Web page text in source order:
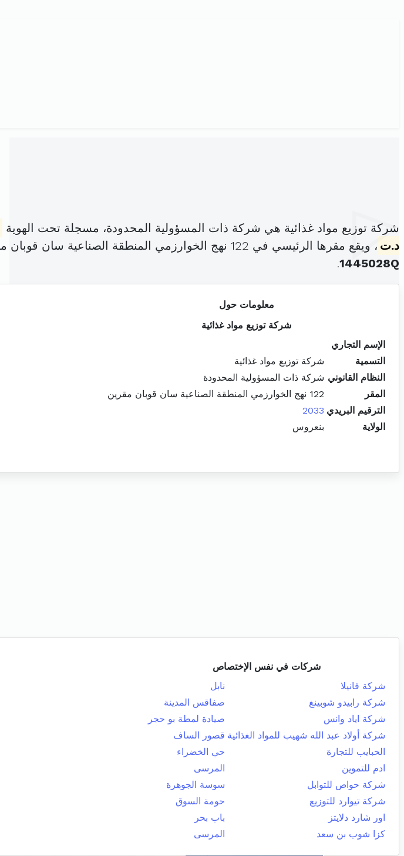
شركة توزيع مواد غذائية هي شركة ذات المسؤولية المحدودة، مسجلة تحت الهوية
د.ت ، ويقع مقرها الرئيسي في 122 نهج الخوارزمي المنطقة الصناعية سان قوبان مقرين (
1445028Q
.
معلومات حول
شركة توزيع مواد غذائية
الإسم التجاري
التسمية
شركة توزيع مواد غذائية
النظام القانوني شركة ذات المسؤولية المحدودة
المقر
122 نهج الخوارزمي المنطقة الصناعية سان قوبان مقرين
الترقيم البريدي 2033
الولاية
بنعروس
شركات في نفس الإختصاص
شركة فانيلا
نابل
شركة رابيدو شوبينغ
صفاقس المدينة
شركة اياد وانس
صيادة لمطة بو حجر
شركة أولاد عبد الله شهيب للمواد الغذائية قصور الساف
الحبايب للتجارة
حي الخضراء
ادم للتموين
المرسى
شركة حواص للتوابل
سوسة الجوهرة
شركة تيوارد للتوزيع
حومة السوق
اور شارد دلايتز
باب بحر
كزا شوب بن سعد
المرسى